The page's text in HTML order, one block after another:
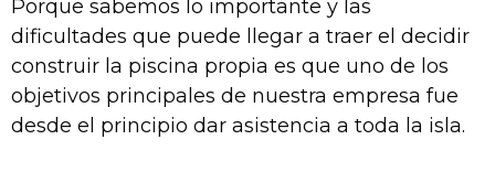
Porque sabemos lo importante y las
dificultades que puede llegar a traer el decidir
construir la piscina propia es que uno de los
objetivos principales de nuestra empresa fue
desde el principio dar asistencia a toda la isla.